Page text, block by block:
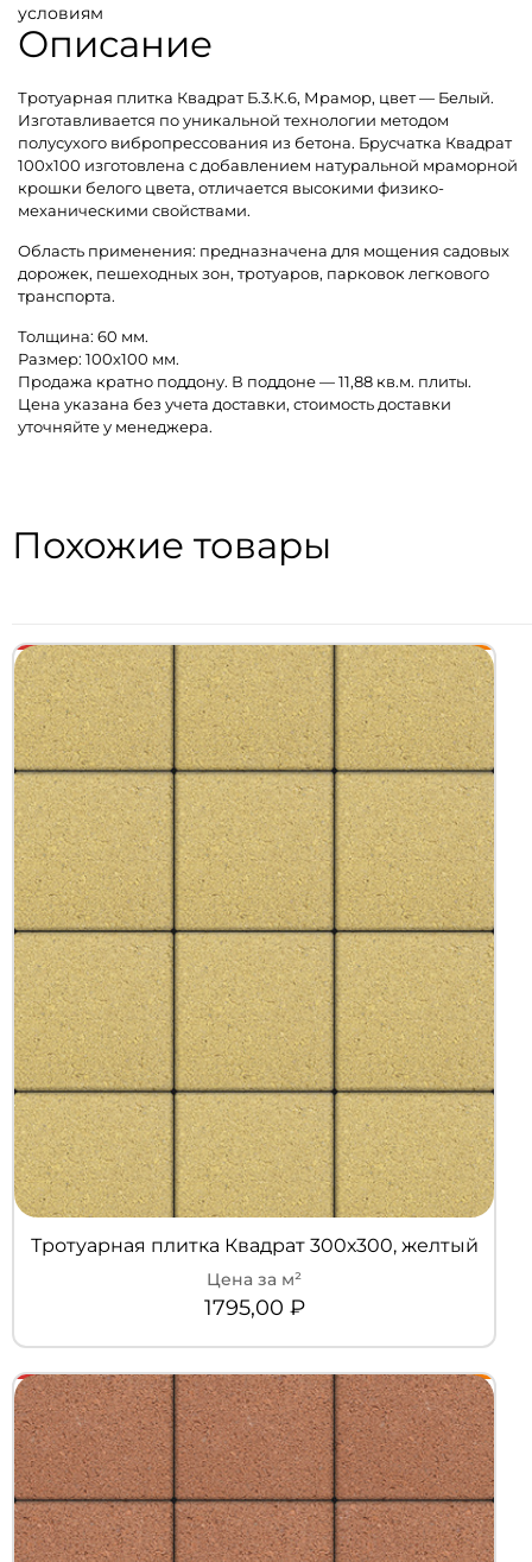
условиям
Описание
Тротуарная плитка Квадрат Б.3.К.6, Мрамор, цвет — Белый.
Изготавливается по уникальной технологии методом
полусухого вибропрессования из бетона. Брусчатка Квадрат
100х100 изготовлена с добавлением натуральной мраморной
крошки белого цвета, отличается высокими физико-
механическими свойствами.
Область применения: предназначена для мощения садовых
дорожек, пешеходных зон, тротуаров, парковок легкового
транспорта.
Толщина: 60 мм.
Размер: 100х100 мм.
Продажа кратно поддону. В поддоне — 11,88 кв.м. плиты.
Цена указана без учета доставки, стоимость доставки
уточняйте у менеджера.
Похожие товары
Тротуарная плитка Квадрат 300х300, желтый
1795,00 ₽